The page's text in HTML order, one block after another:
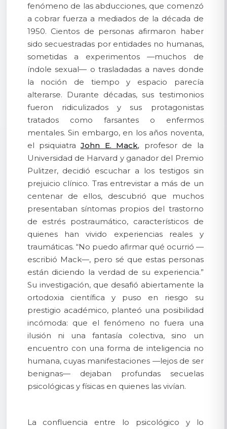
fenómeno de las abducciones, que comenzó
a cobrar fuerza a mediados de la década de
1950. Cientos de personas afirmaron haber
sido secuestradas por entidades no humanas,
sometidas a experimentos —muchos de
índole sexual— o trasladadas a naves donde
la noción de tiempo y espacio parecía
alterarse. Durante décadas, sus testimonios
fueron ridiculizados y sus protagonistas
tratados como farsantes o enfermos
mentales. Sin embargo, en los años noventa,
el psiquiatraJohn E. Mack, profesor de la
Universidad de Harvard y ganador del Premio
Pulitzer, decidió escuchar a los testigos sin
prejuicio clínico. Tras entrevistar a más de un
centenar de ellos, descubrió que muchos
presentaban síntomas propios del trastorno
de estrés postraumático, característicos de
quienes han vivido experiencias reales y
traumáticas. “No puedo afirmar qué ocurrió —
escribió Mack—, pero sé que estas personas
están diciendo la verdad de su experiencia.”
Su investigación, que desafió abiertamente la
ortodoxia científica y puso en riesgo su
prestigio académico, planteó una posibilidad
incómoda: que el fenómeno no fuera una
ilusión ni una fantasía colectiva, sino un
encuentro con una forma de inteligencia no
humana, cuyas manifestaciones —lejos de ser
benignas— dejaban profundas secuelas
psicológicas y físicas en quienes las vivían.
La confluencia entre lo psicológico y lo